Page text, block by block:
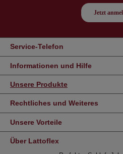
Service-Telefon
Informationen und Hilfe
Unsere Produkte
Rechtliches und Weiteres
Unsere Vorteile
Über Lattoflex